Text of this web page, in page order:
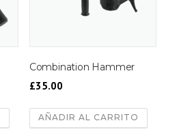
Combination Hammer
£35.00
AÑADIR AL CARRITO